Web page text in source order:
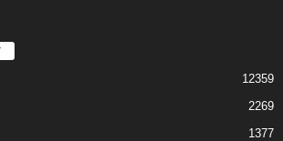
12359
2269
1377